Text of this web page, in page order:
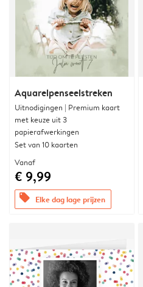
Aquarelpenseelstreken
Uitnodigingen | Premium kaart
met keuze uit 3
papierafwerkingen
Set van 10 kaarten
Vanaf
€ 9,99
offers Elke dag lage prijzen